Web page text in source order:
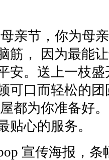
节，你为母亲
筋， 因为最能
安。送上一枝
可口而轻松的
都为你准备好
贴心的服务。
宣传海报，条